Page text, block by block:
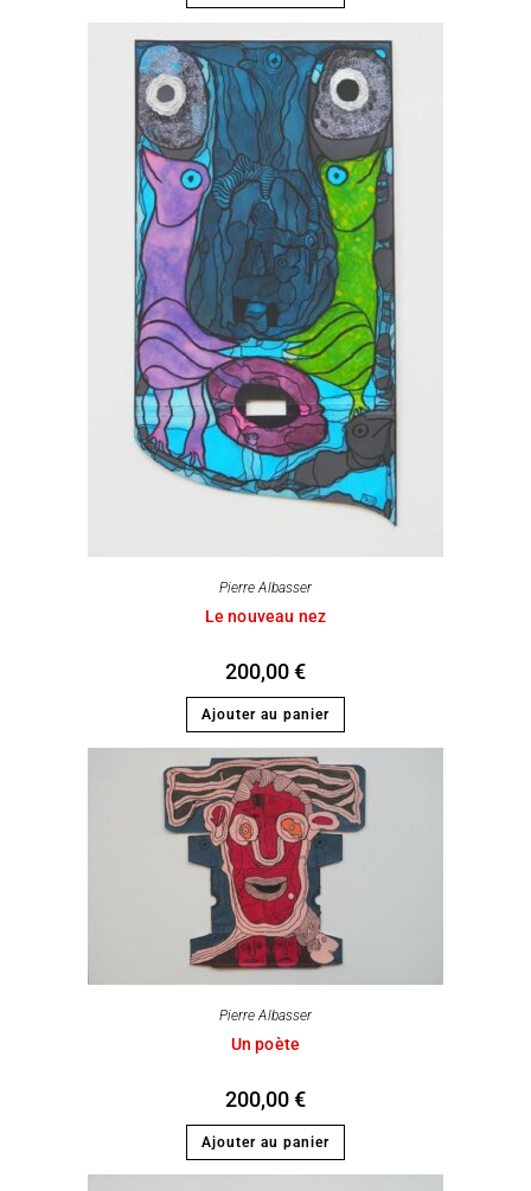
Pierre Albasser
Le nouveau nez
200,00€
Ajouter au panier
Pierre Albasser
Un poète
200,00€
Ajouter au panier